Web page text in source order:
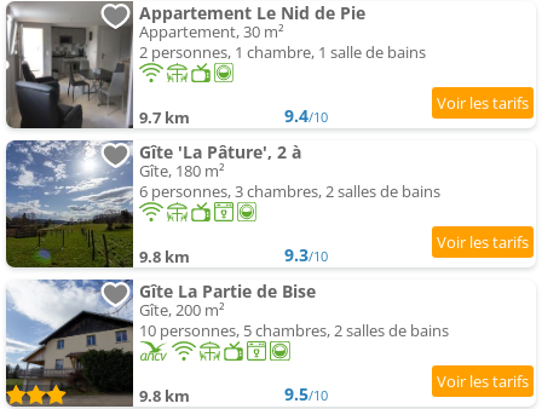
Appartement Le Nid de Pie
Appartement, 30 m²
2 personnes, 1 chambre, 1 salle de bains
9.7 km 9.4/10
Gîte 'La Pâture', 2 à
Gîte, 180 m²
6 personnes, 3 chambres, 2 salles de bains
9.8 km 9.3/10
Gîte La Partie de Bise
Gîte, 200 m²
10 personnes, 5 chambres, 2 salles de bains
9.8 km 9.5/10